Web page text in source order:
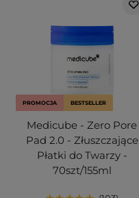
PROMOCJA BESTSELLER
Medicube - Zero Pore
Pad 2.0 - Złuszczające
Płatki do Twarzy -
70szt/155ml